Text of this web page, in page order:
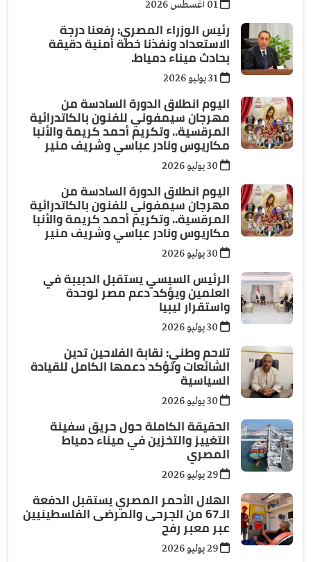
رئيس الوزراء المصري: رفعنا درجة
الاستعداد ونفذنا خطة أمنية دقيقة
بحادث ميناء دمياط.
اليوم انطلاق الدورة السادسة من
مهرجان سيمفوني للفنون بالكاتدرائية
المرقسية.. وتكريم أحمد كريمة والأنبا
مكاريوس ونادر عباسي وشريف منير
اليوم انطلاق الدورة السادسة من
مهرجان سيمفوني للفنون بالكاتدرائية
المرقسية.. وتكريم أحمد كريمة والأنبا
مكاريوس ونادر عباسي وشريف منير
الرئيس السيسي يستقبل الدبيبة في
العلمين ويؤكد دعم مصر لوحدة
واستقرار ليبيا
تلاحم وطني: نقابة الفلاحين تدين
الشائعات وتؤكد دعمها الكامل للقيادة
السياسية
الحقيقة الكاملة حول حريق سفينة
التغييز والتخزين في ميناء دمياط
المصري
الهلال الأحمر المصري يستقبل الدفعة
الـ67 من الجرحى والمرضى الفلسطينيين
عبر معبر رفح